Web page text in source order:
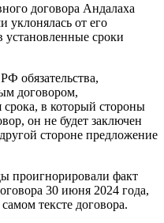
договора Андалаха
от его
установленные сроки
обязательства,
договором,
в который стороны
он не будет заключен
стороне предложение
проигнорировали факт
30 июня 2024 года,
тексте договора.